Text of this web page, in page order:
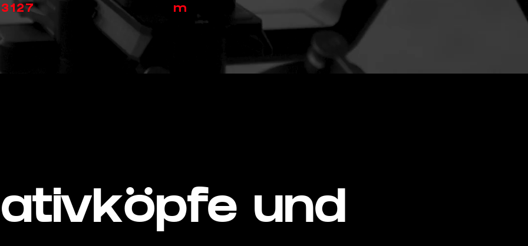
m
und